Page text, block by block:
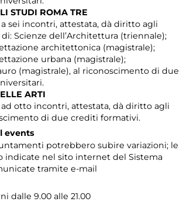
STUDI ROMA TRE
sei incontri, attestata, dà diritto agli
Scienze dell’Architettura (triennale);
architettonica (magistrale);
urbana (magistrale);
(magistrale), al riconoscimento di due
ARTI
otto incontri, attestata, dà diritto agli
di due crediti formativi.
events
potrebbero subire variazioni; le
indicate nel sito internet del Sistema
tramite e-mail
dalle 9.00 alle 21.00